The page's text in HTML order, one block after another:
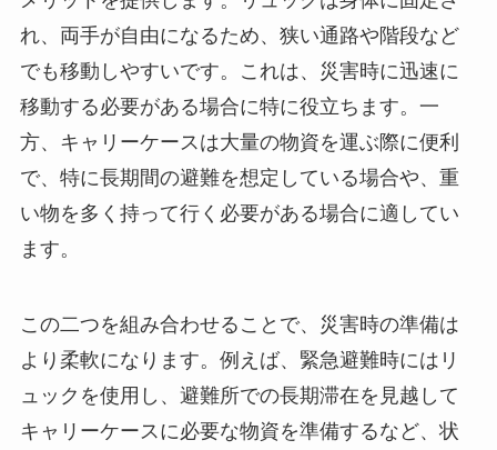
れ、両手が自由になるため、狭い通路や階段など
でも移動しやすいです。これは、災害時に迅速に
移動する必要がある場合に特に役立ちます。一
方、キャリーケースは大量の物資を運ぶ際に便利
で、特に長期間の避難を想定している場合や、重
い物を多く持って行く必要がある場合に適してい
ます。
この二つを組み合わせることで、災害時の準備は
より柔軟になります。例えば、緊急避難時にはリ
ュックを使用し、避難所での長期滞在を見越して
キャリーケースに必要な物資を準備するなど、状